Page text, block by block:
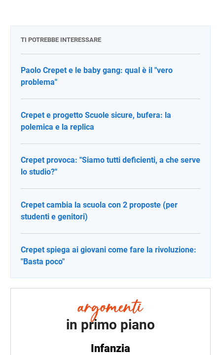
TI POTREBBE INTERESSARE
Paolo Crepet e le baby gang: qual è il "vero
problema"
Crepet e progetto Scuole sicure, bufera: la
polemica e la replica
Crepet provoca: "Siamo tutti deficienti, a che serve
lo studio?"
Crepet cambia la scuola con 2 proposte (per
studenti e genitori)
Crepet spiega ai giovani come fare la rivoluzione:
"Basta poco"
in primo piano
Infanzia